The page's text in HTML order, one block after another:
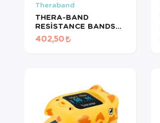
Theraband
THERA-BAND
RESİSTANCE BANDS
DISPENSER/DİRENÇ
BANDI LATEKS 1,5 MT-
402,50